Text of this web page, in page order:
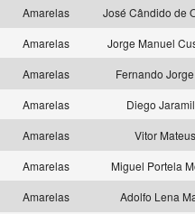
Amarelas
José Cândido de
Amarelas
Jorge Manuel
Amarelas
Fernando
Amarelas
Diego
Amarelas
Vitor Mateus
Amarelas
Miguel Portela
Amarelas
Adolfo Lena